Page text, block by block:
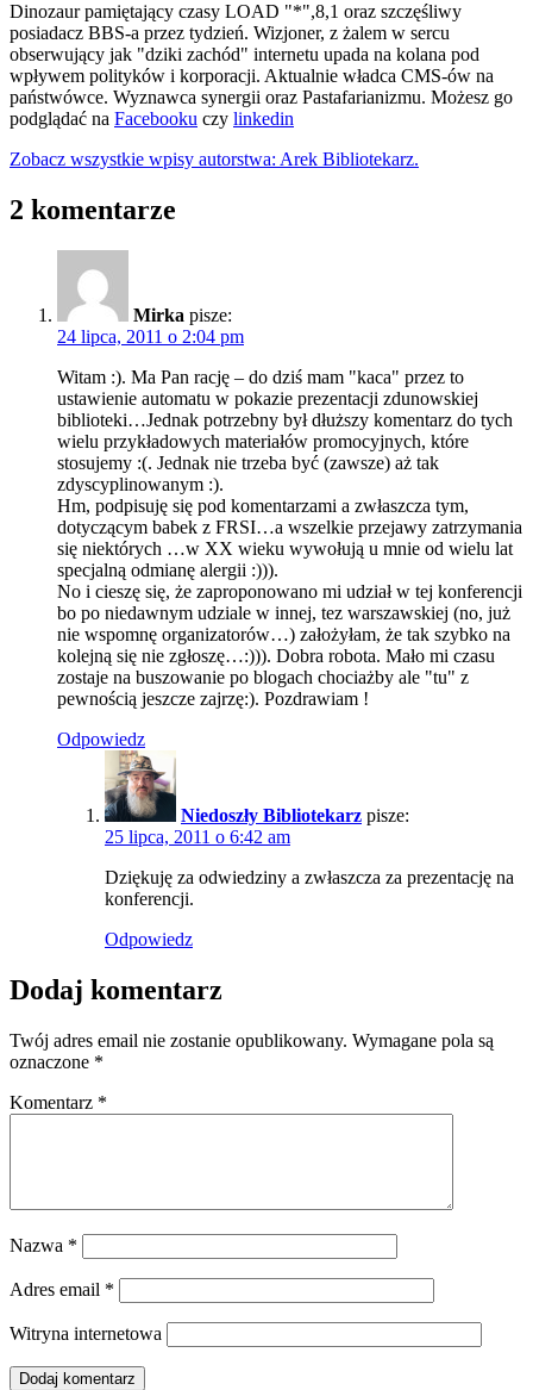
Dinozaur pamiętający czasy LOAD "*",8,1 oraz szczęśliwy
posiadacz BBS-a przez tydzień. Wizjoner, z żalem w sercu
obserwujący jak "dziki zachód" internetu upada na kolana pod
wpływem polityków i korporacji. Aktualnie władca CMS-ów na
państwówce. Wyznawca synergii oraz Pastafarianizmu. Możesz go
podglądać na Facebooku czy linkedin
Zobacz wszystkie wpisy autorstwa: Arek Bibliotekarz.
2 komentarze
Mirka pisze:
24 lipca, 2011 o 2:04 pm
Witam :). Ma Pan rację – do dziś mam "kaca" przez to
ustawienie automatu w pokazie prezentacji zdunowskiej
biblioteki…Jednak potrzebny był dłuższy komentarz do tych
wielu przykładowych materiałów promocyjnych, które
stosujemy :(. Jednak nie trzeba być (zawsze) aż tak
zdyscyplinowanym :).
Hm, podpisuję się pod komentarzami a zwłaszcza tym,
dotyczącym babek z FRSI…a wszelkie przejawy zatrzymania
się niektórych …w XX wieku wywołują u mnie od wielu lat
specjalną odmianę alergii :))).
No i cieszę się, że zaproponowano mi udział w tej konferencji
bo po niedawnym udziale w innej, tez warszawskiej (no, już
nie wspomnę organizatorów…) założyłam, że tak szybko na
kolejną się nie zgłoszę…:))). Dobra robota. Mało mi czasu
zostaje na buszowanie po blogach chociażby ale "tu" z
pewnością jeszcze zajrzę:). Pozdrawiam !
Odpowiedz
Niedoszły Bibliotekarz pisze:
25 lipca, 2011 o 6:42 am
Dziękuję za odwiedziny a zwłaszcza za prezentację na
konferencji.
Odpowiedz
Dodaj komentarz
Twój adres email nie zostanie opublikowany. Wymagane pola są
oznaczone *
Komentarz *
Nazwa *
Adres email *
Witryna internetowa